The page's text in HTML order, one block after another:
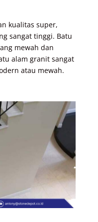
kualitas super,
sangat tinggi. Batu
mewah dan
alam granit sangat
atau mewah.